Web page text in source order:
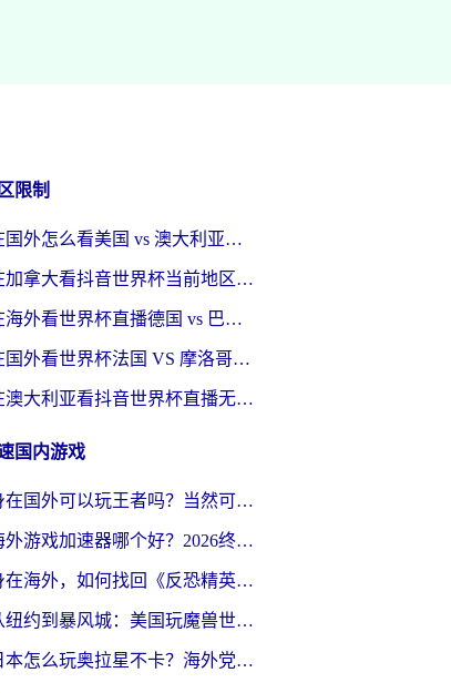
限制
在国外怎么看美国 vs 澳大利亚世界杯直播？海外党必藏的中文解说观赛指南
在加拿大看抖音世界杯当前地区不可播放？海外党体育观赛终极指南
在海外看世界杯直播德国 vs 巴拉圭当前IP受限制？这篇指南帮你轻松解决地区限制
在国外看世界杯法国 VS 摩洛哥仅限中国大陆？别让地域限制拦下你的欢呼
在澳大利亚看抖音世界杯直播无法播放？海外党体育观赛终极指南来了！
国内游戏
身在国外可以玩王者吗？当然可以，但你需要这份“加速”指南
海外游戏加速器哪个好？2026终极指南帮你畅玩国服+解决卡顿难题
身在海外，如何找回《反恐精英：全球攻势》国服的丝滑手感？一份给你的终极指南
从纽约到暴风城：美国玩魔兽世界，如何找到你的最佳网络航线
日本怎么玩奥拉星不卡？海外党国服游戏加速器选择全攻略